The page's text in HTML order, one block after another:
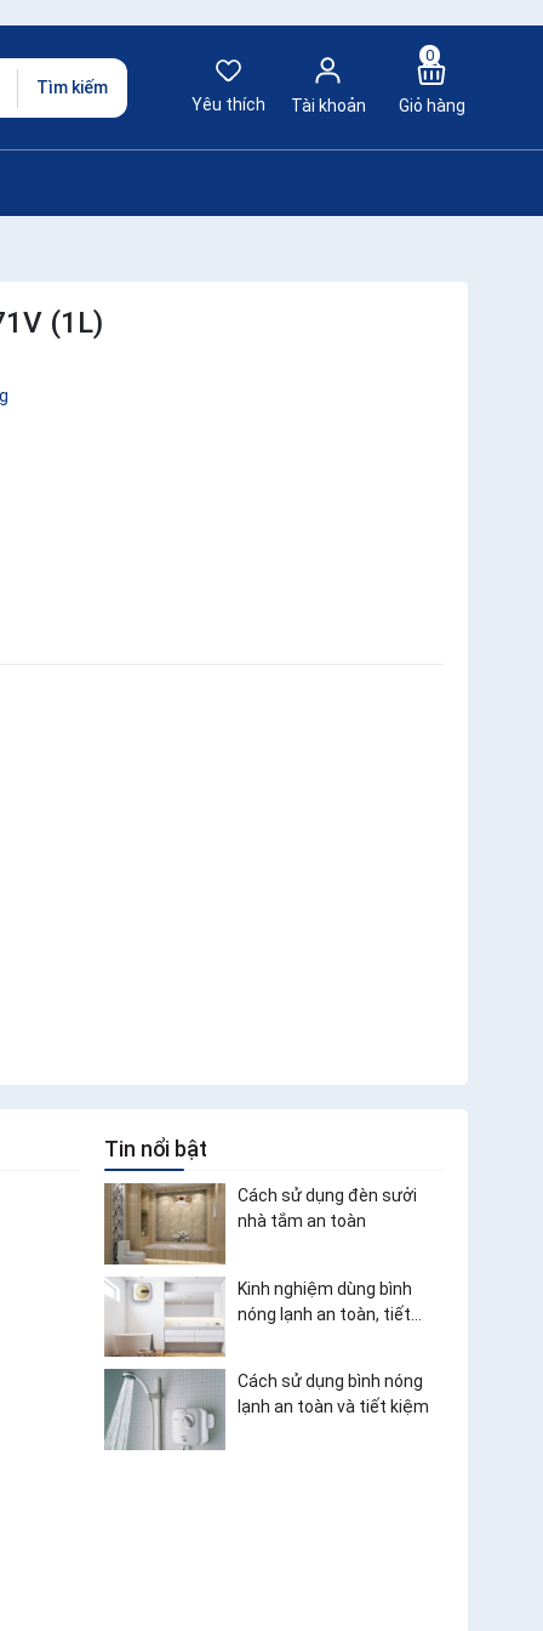
Tìm kiếm
Yêu thích
Tài khoản
0
Giỏ hàng
(1L)
Tin nổi bật
Cách sử dụng đèn sưởi
nhà tắm an toàn
Kinh nghiệm dùng bình
nóng lạnh an toàn, tiết
Cách sử dụng bình nóng
lạnh an toàn và tiết kiệm